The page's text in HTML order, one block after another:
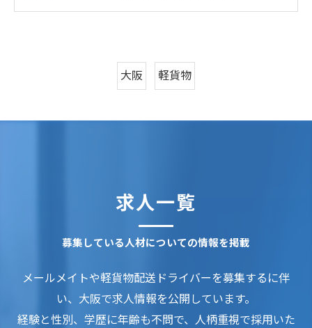
大阪 軽貨物
募集している人材についての情報を掲載
求人一覧
メールメイトや軽貨物配送ドライバーを募集するに伴
い、大阪で求人情報を公開しています。
経験と性別、学歴に年齢も不問で、人柄重視で採用いた